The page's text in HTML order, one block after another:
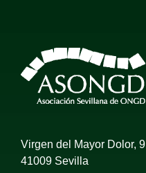
Virgen del Mayor Dolor, 9
41009 Sevilla